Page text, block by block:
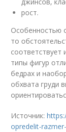
рост.
Особенностью
то
типы фигур
бедрах и
обхвата груди
Источник:
opredelit-